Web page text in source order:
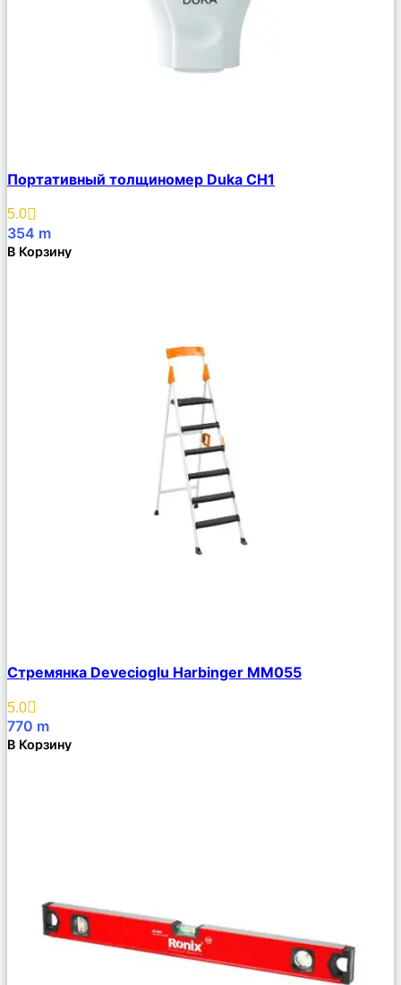
Описание
Избранное
Портативный толщиномер Duka CH1
5.0
354 m
В Корзину
Описание
Избранное
Стремянка Devecioglu Harbinger MM055
5.0
770 m
В Корзину